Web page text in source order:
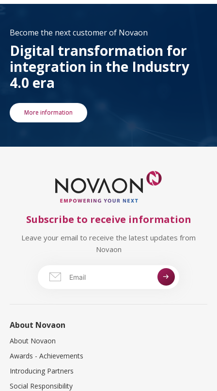
Become the next customer of Novaon
Digital transformation for
integration in the Industry
4.0 era
More information
Subscribe to receive information
Leave your email to receive the latest updates from
Novaon
About Novaon
About Novaon
Awards - Achievements
Introducing Partners
Social Responsibility